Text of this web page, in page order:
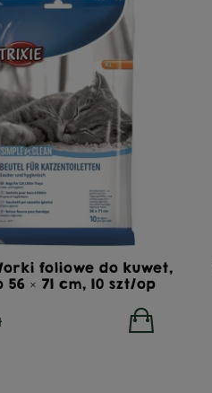
foliowe do kuwet,
56 × 71 cm, 10 szt/op